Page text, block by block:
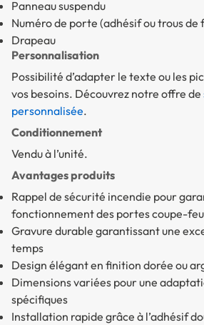
Panneau suspendu
Numéro de porte (adhésif ou trous de
Drapeau
Personnalisation
Possibilité d’adapter le texte ou les
vos besoins. Découvrez notre offre de
personnalisée.
Conditionnement
Vendu à l’unité.
Avantages produits
Rappel de sécurité incendie pour
fonctionnement des portes coupe-feu
Gravure durable garantissant une
temps
Design élégant en finition dorée ou
Dimensions variées pour une
spécifiques
Installation rapide grâce à l’adhésif